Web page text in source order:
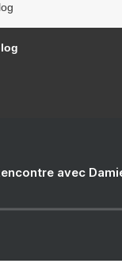
avec